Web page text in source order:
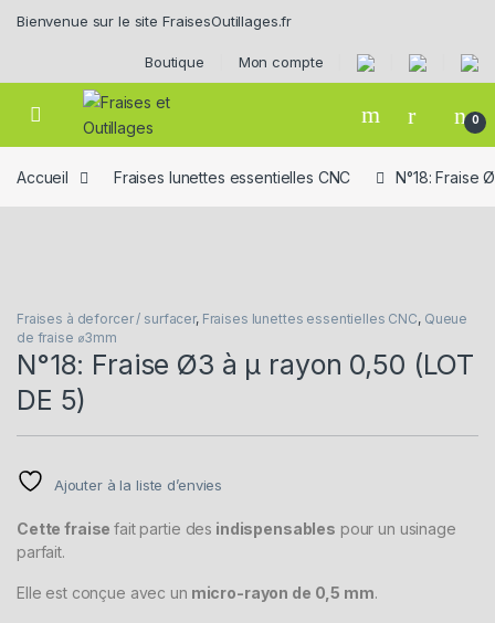
Bienvenue sur le site FraisesOutillages.fr
Boutique Mon compte
0
Accueil Fraises lunettes essentielles CNC N°18: Fraise
Fraises à deforcer / surfacer, Fraises lunettes essentielles CNC, Queue
de fraise ⌀3mm
N°18: Fraise Ø3 à µ rayon 0,50 (LOT
DE 5)
Ajouter à la liste d’envies
Cette fraisefait partie des indispensables pour un usinage
parfait.
Elle est conçue avec un micro-rayon de 0,5 mm.